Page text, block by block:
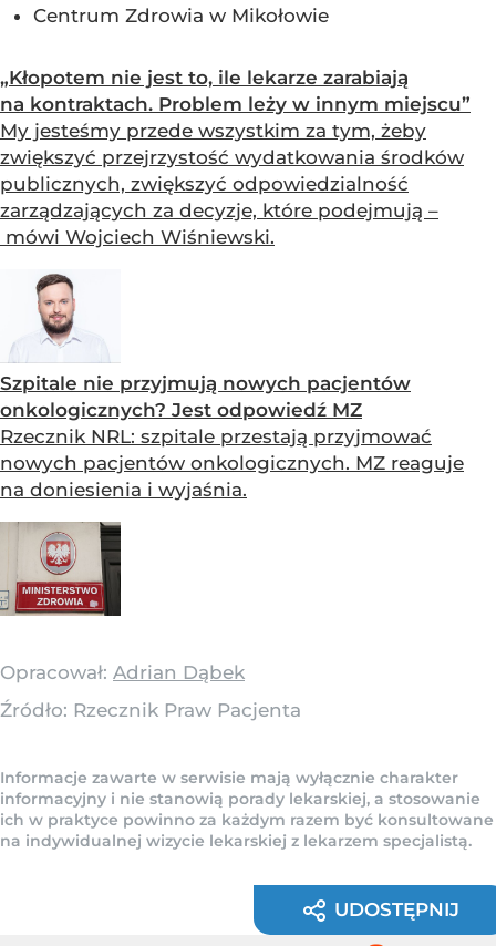
Centrum Zdrowia w Mikołowie
„Kłopotem nie jest to, ile lekarze zarabiają
na kontraktach. Problem leży w innym miejscu”
My jesteśmy przede wszystkim za tym, żeby
zwiększyć przejrzystość wydatkowania środków
publicznych, zwiększyć odpowiedzialność
zarządzających za decyzje, które podejmują –
mówi Wojciech Wiśniewski.
Szpitale nie przyjmują nowych pacjentów
onkologicznych? Jest odpowiedź MZ
Rzecznik NRL: szpitale przestają przyjmować
nowych pacjentów onkologicznych. MZ reaguje
na doniesienia i wyjaśnia.
Opracował: Adrian Dąbek
Źródło: Rzecznik Praw Pacjenta
Informacje zawarte w serwisie mają wyłącznie charakter
informacyjny i nie stanowią porady lekarskiej, a stosowanie
ich w praktyce powinno za każdym razem być konsultowane
na indywidualnej wizycie lekarskiej z lekarzem specjalistą.
UDOSTĘPNIJ